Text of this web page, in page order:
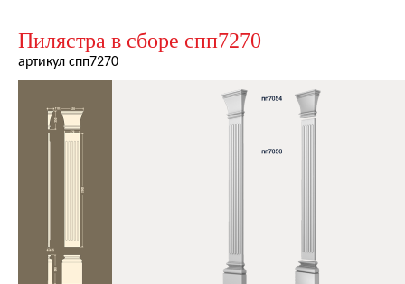
Пилястра в сборе спп7270
артикул спп7270